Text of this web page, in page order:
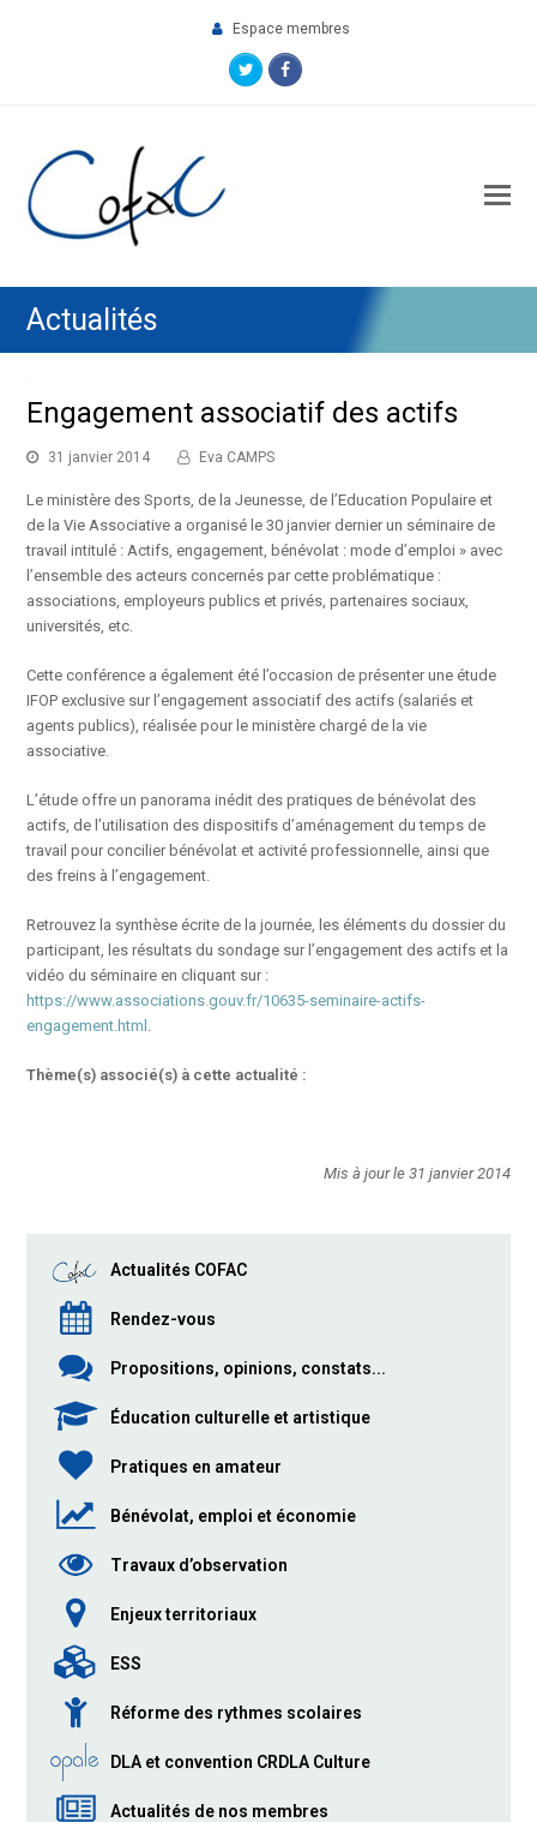
Espace membres
TwitterFacebook
Actualités
Engagement associatif des actifs
31 janvier 2014 Eva CAMPS
Le ministère des Sports, de la Jeunesse, de l’Education Populaire et
de la Vie Associative a organisé le 30 janvier dernier un séminaire de
travail intitulé : Actifs, engagement, bénévolat : mode d’emploi » avec
l’ensemble des acteurs concernés par cette problématique :
associations, employeurs publics et privés, partenaires sociaux,
universités, etc.
Cette conférence a également été l’occasion de présenter une étude
IFOP exclusive sur l’engagement associatif des actifs (salariés et
agents publics), réalisée pour le ministère chargé de la vie
associative.
L’étude offre un panorama inédit des pratiques de bénévolat des
actifs, de l’utilisation des dispositifs d’aménagement du temps de
travail pour concilier bénévolat et activité professionnelle, ainsi que
des freins à l’engagement.
Retrouvez la synthèse écrite de la journée, les éléments du dossier du
participant, les résultats du sondage sur l’engagement des actifs et la
vidéo du séminaire en cliquant sur :
https://www.associations.gouv.fr/10635-seminaire-actifs-
engagement.html .
Thème(s) associé(s) à cette actualité :
Mis à jour le 31 janvier 2014
Actualités COFAC
Rendez-vous
Propositions, opinions, constats...
Éducation culturelle et artistique
Pratiques en amateur
Bénévolat, emploi et économie
Travaux d’observation
Enjeux territoriaux
ESS
Réforme des rythmes scolaires
DLA et convention CRDLA Culture
Actualités de nos membres